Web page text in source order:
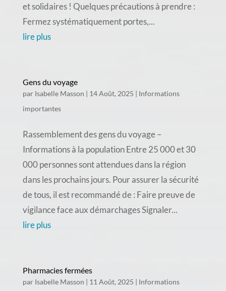
et solidaires ! Quelques précautions à prendre :
Fermez systématiquement portes,...
lire plus
Gens du voyage
par Isabelle Masson | 14 Août, 2025 | Informations
importantes
Rassemblement des gens du voyage –
Informations à la population Entre 25 000 et 30
000 personnes sont attendues dans la région
dans les prochains jours. Pour assurer la sécurité
de tous, il est recommandé de : Faire preuve de
vigilance face aux démarchages Signaler...
lire plus
Pharmacies fermées
par Isabelle Masson | 11 Août, 2025 | Informations